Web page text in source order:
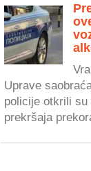
Uprave
policije otkrili su
prekršaja